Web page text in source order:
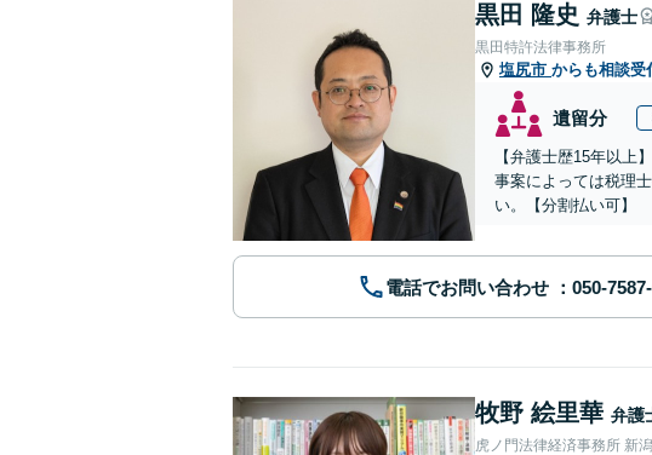
黒田 隆史 弁護士
黒田特許法律事務所
塩尻市 からも相談受
遺留分
【弁護士歴15年以上
事案によっては税理
い。【分割払い可】
電話でお問い合わせ
牧野 絵里華 弁護
虎ノ門法律経済事務所 新